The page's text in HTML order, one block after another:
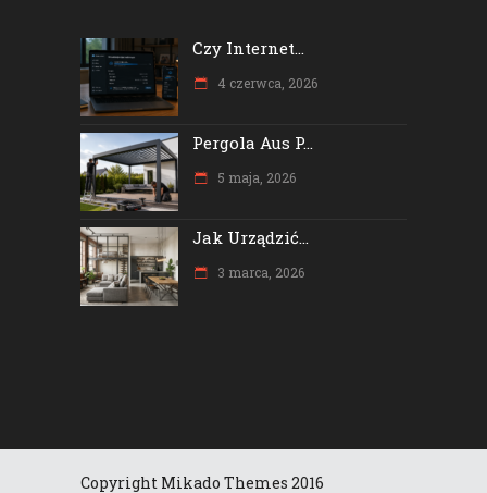
Czy Internet...
4 czerwca, 2026
Pergola Aus P...
5 maja, 2026
Jak Urządzić...
3 marca, 2026
Copyright Mikado Themes 2016